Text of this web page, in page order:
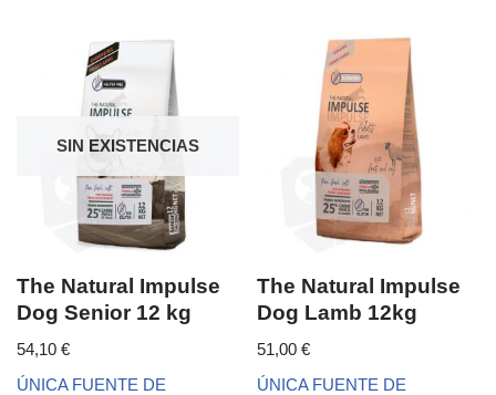
SIN EXISTENCIAS
The Natural Impulse
Dog Senior 12 kg
54,10 €
ÚNICA FUENTE DE
The Natural Impulse
Dog Lamb 12kg
51,00€
ÚNICA FUENTE DE